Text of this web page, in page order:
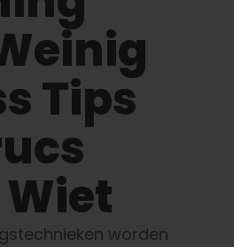
genetica
Tips
worden